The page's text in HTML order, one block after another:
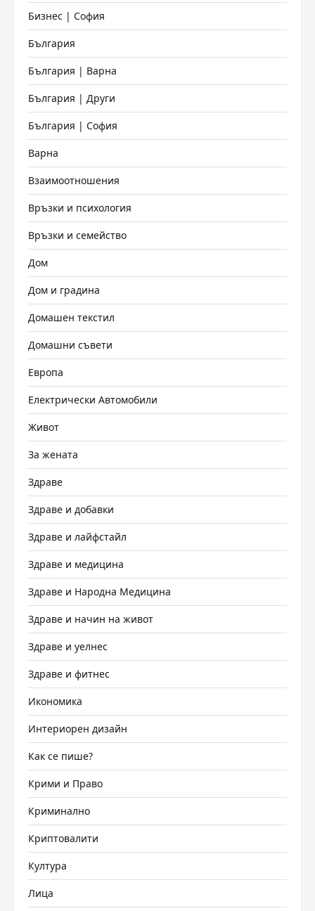
Бизнес | София
България
България | Варна
България | Други
България | София
Варна
Взаимоотношения
Връзки и психология
Връзки и семейство
Дом
Дом и градина
Домашен текстил
Домашни съвети
Европа
Електрически Автомобили
Живот
За жената
Здраве
Здраве и добавки
Здраве и лайфстайл
Здраве и медицина
Здраве и Народна Медицина
Здраве и начин на живот
Здраве и уелнес
Здраве и фитнес
Икономика
Интериорен дизайн
Как се пише?
Крими и Право
Криминално
Криптовалити
Култура
Лица